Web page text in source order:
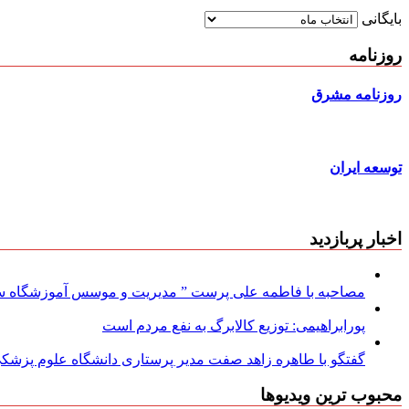
بایگانی
روزنامه
روزنامه مشرق
توسعه ایران
اخبار پربازدید
مصاحبه با فاطمه علی پرست ” مدیریت و موسس آموزشگاه
پورابراهیمی: توزیع کالابرگ به نفع مردم است
گفتگو با طاهره زاهد صفت مدیر پرستاری دانشگاه علوم
محبوب ترین ویدیوها